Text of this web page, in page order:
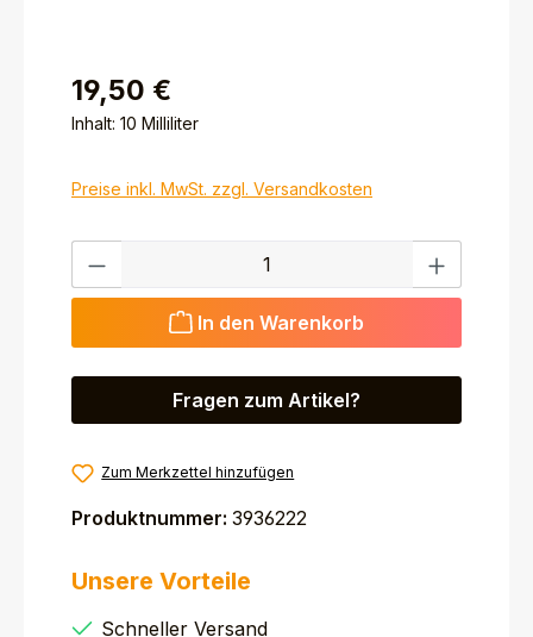
19,50 €
Inhalt: 10 Milliliter
Preise inkl. MwSt. zzgl. Versandkosten
Produkt Anzahl: Gib den gewünschten Wert ein
In den Warenkorb
Fragen zum Artikel?
Zum Merkzettel hinzufügen
Produktnummer: 3936222
Unsere Vorteile
Schneller Versand